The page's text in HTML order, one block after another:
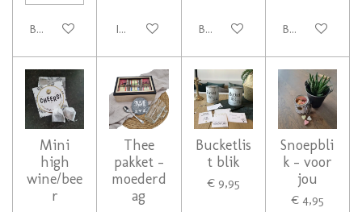
Bekijk details In winkelwagen Bekijk details Bekijk details
Mini
high
wine/bee
r
Thee
pakket -
moederd
ag
Bucketlis
t blik
€ 9,95
Snoepbli
k - voor
jou
€ 4,95